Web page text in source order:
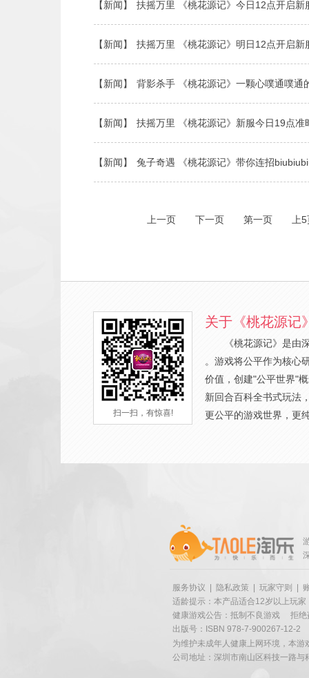
【新闻】 扶摇万里 《桃花源记》今日12点开启新
【新闻】 扶摇万里 《桃花源记》明日12点开启新
【新闻】 背影杀手 《桃花源记》一颗心噗通噗通
【新闻】 扶摇万里 《桃花源记》新服今日19点准
【新闻】 兔子奇遇 《桃花源记》带你连招
上一页 下一页 第一页 上
扫一扫，有惊喜!
关于《桃花源记
《桃花源记》是由
。游戏将公平作为核心
价值，创建"公平世界"
新回合百科全书式玩法
更公平的游戏世界，更
服务协议 隐私政策 玩家守则
适龄提示：本产品适合12岁以上玩家
健康游戏公告：抵制不良游戏
拒绝
出版号：ISBN 978-7-900267-12-2
为维护未成年人健康上网环境，本
公司地址：深圳市南山区科技一路